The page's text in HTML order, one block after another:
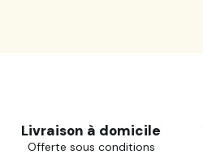
Livraison à domicile
Offerte sous conditions